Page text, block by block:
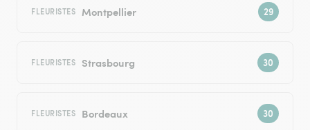
FLEURISTES Montpellier
FLEURISTES Strasbourg
FLEURISTES Bordeaux